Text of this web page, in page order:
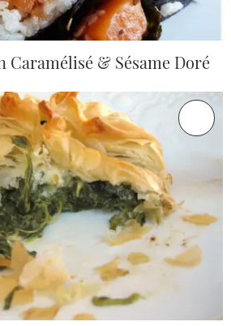
Caramélisé & Sésame Doré